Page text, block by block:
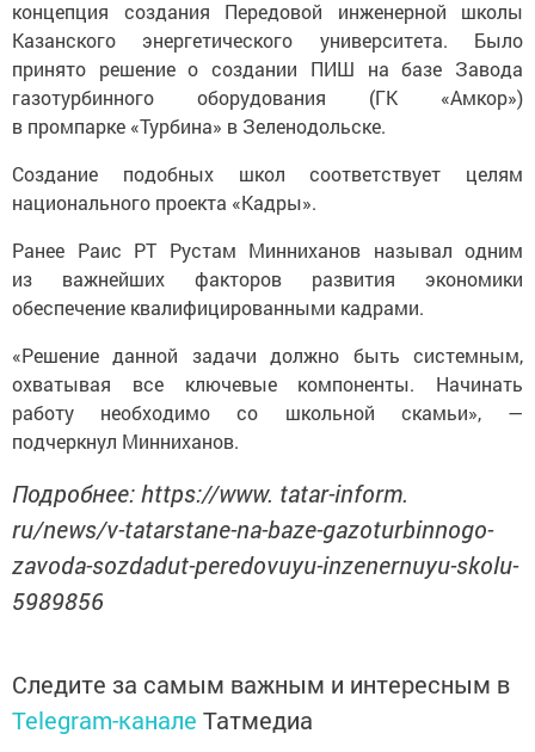
концепция создания Передовой инженерной школы
Казанского энергетического университета. Было
принято решение о создании ПИШ на базе Завода
газотурбинного оборудования (ГК «Амкор»)
в промпарке «Турбина» в Зеленодольске.
Создание подобных школ соответствует целям
национального проекта «Кадры».
Ранее Раис РТ Рустам Минниханов называл одним
из важнейших факторов развития экономики
обеспечение квалифицированными кадрами.
«Решение данной задачи должно быть системным,
охватывая все ключевые компоненты. Начинать
работу необходимо со школьной скамьи», —
подчеркнул Минниханов.
Подробнее: https://www. tatar-inform.
ru/news/v-tatarstane-na-baze-gazoturbinnogo-
zavoda-sozdadut-peredovuyu-inzenernuyu-skolu-
5989856
Следите за самым важным и интересным в
Telegram-канале Татмедиа